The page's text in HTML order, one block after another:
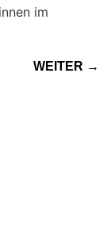
im
WEITER →